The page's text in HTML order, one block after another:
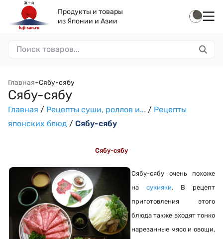
Продукты и товары
из Японии и Азии
Главная–Сябу-сябу
Сябу-сябу
Главная / Рецепты суши, роллов и... / Рецепты
японских блюд / Сябу-сябу
Сябу-сябу
Сябу-сябу очень похоже
на сукияки. В рецепт
приготовления этого
блюда также входят тонко
нарезанные мясо и овощи,